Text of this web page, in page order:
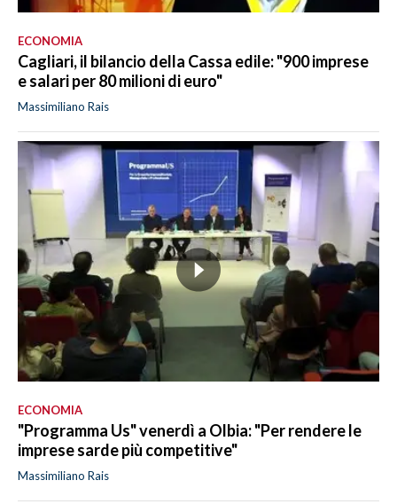
ECONOMIA
Cagliari, il bilancio della Cassa edile: "900 imprese
e salari per 80 milioni di euro"
Massimiliano Rais
ECONOMIA
"Programma Us" venerdì a Olbia: "Per rendere le
imprese sarde più competitive"
Massimiliano Rais